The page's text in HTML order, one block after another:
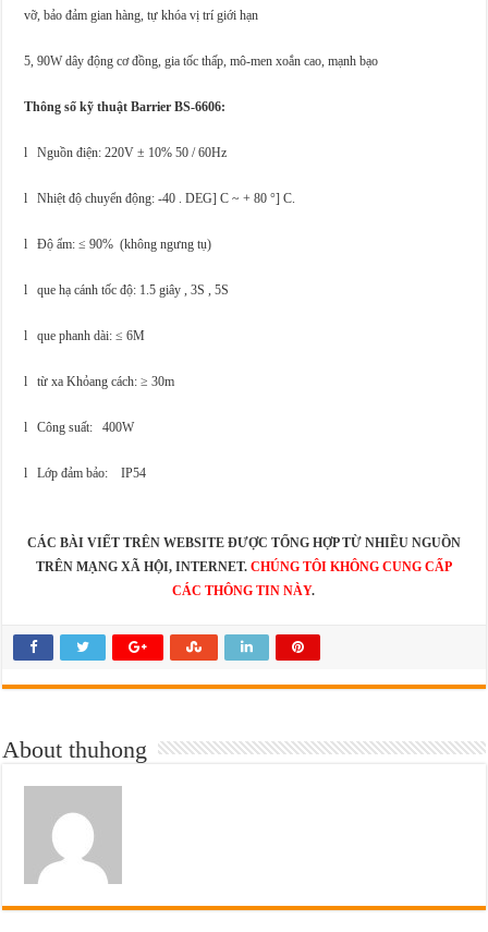
vỡ, bảo đảm gian hàng, tự khóa vị trí giới hạn
5, 90W dây động cơ đồng, gia tốc thấp, mô-men xoắn cao, mạnh bạo
Thông số kỹ thuật Barrier BS-6606:
l Nguồn điện: 220V ± 10% 50 / 60Hz
l Nhiệt độ chuyển động: -40 . DEG] C ~ + 80 °] C.
l Độ ẩm: ≤ 90% (không ngưng tụ)
l que hạ cánh tốc độ: 1.5 giây , 3S , 5S
l que phanh dài: ≤ 6M
l từ xa Khỏang cách: ≥ 30m
l Công suất: 400W
l Lớp đảm bảo: IP54
CÁC BÀI VIẾT TRÊN WEBSITE ĐƯỢC TỔNG HỢP TỪ NHIỀU NGUỒN
TRÊN MẠNG XÃ HỘI, INTERNET. CHÚNG TÔI KHÔNG CUNG CẤP
CÁC THÔNG TIN NÀY.
About thuhong